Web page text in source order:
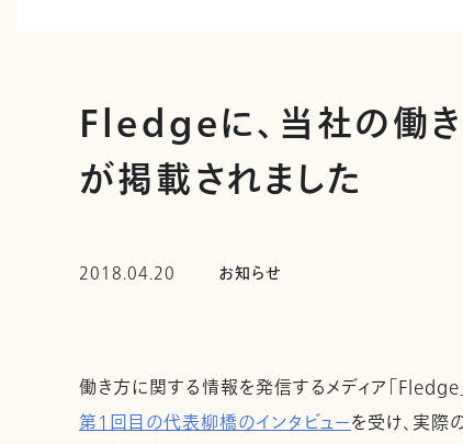
Fledgeに、当社の働
が掲載されました
2018.04.20 お知らせ
働き方に関する情報を発信するメディア「Fledge
第1回目の代表柳橋のインタビューを受け、実際